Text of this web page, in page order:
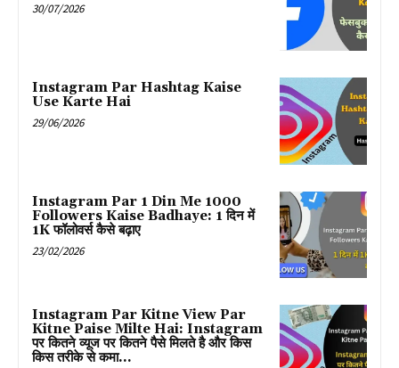
30/07/2026
Instagram Par Hashtag Kaise
Use Karte Hai
29/06/2026
Instagram Par 1 Din Me 1000
Followers Kaise Badhaye: 1 दिन में
1K फॉलोवर्स कैसे बढ़ाए
23/02/2026
Instagram Par Kitne View Par
Kitne Paise Milte Hai: Instagram
पर कितने व्यूज पर कितने पैसे मिलते है और किस
किस तरीके से कमा...